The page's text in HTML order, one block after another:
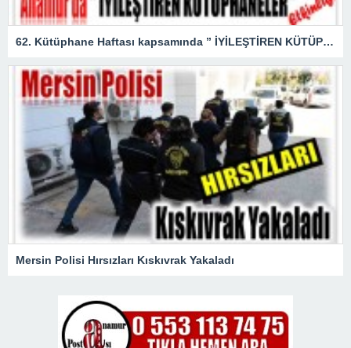
62. Kütüphane Haftası kapsamında ” İYİLEŞTİREN KÜTÜPHANELER ” etkinliği düzenlendi.
Mersin Polisi Hırsızları Kıskıvrak Yakaladı